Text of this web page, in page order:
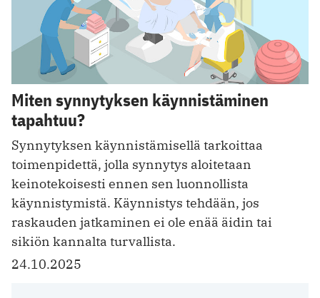
Miten synnytyksen käynnistäminen
tapahtuu?
Synnytyksen käynnistämisellä tarkoittaa
toimenpidettä, jolla synnytys aloitetaan
keinotekoisesti ennen sen luonnollista
käynnistymistä. Käynnistys tehdään, jos
raskauden jatkaminen ei ole enää äidin tai
sikiön kannalta turvallista.
24.10.2025